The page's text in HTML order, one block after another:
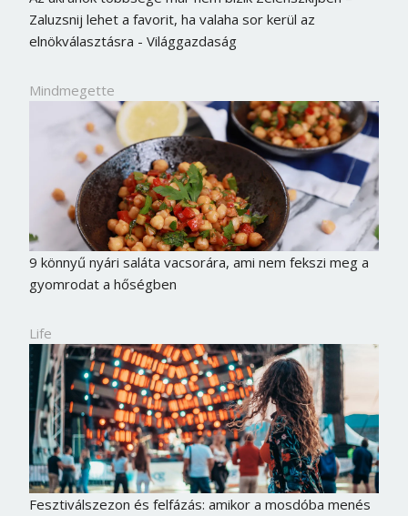
Zaluzsnij lehet a favorit, ha valaha sor kerül az
elnökválasztásra - Világgazdaság
Mindmegette
9 könnyű nyári saláta vacsorára, ami nem fekszi meg a
gyomrodat a hőségben
Life
Fesztiválszezon és felfázás: amikor a mosdóba menés